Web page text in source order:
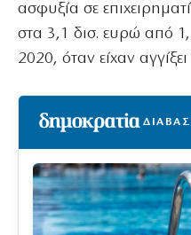
ασφυξία σε
στα 3,1 δισ. ευρώ από
2020, όταν είχαν